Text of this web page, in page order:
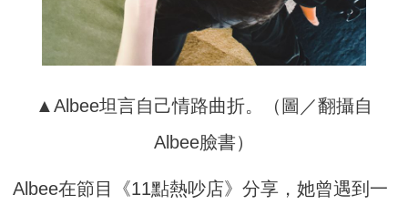
▲Albee坦言自己情路曲折。（圖／翻攝自
Albee臉書）
Albee在節目《11點熱吵店》分享，她曾遇到一